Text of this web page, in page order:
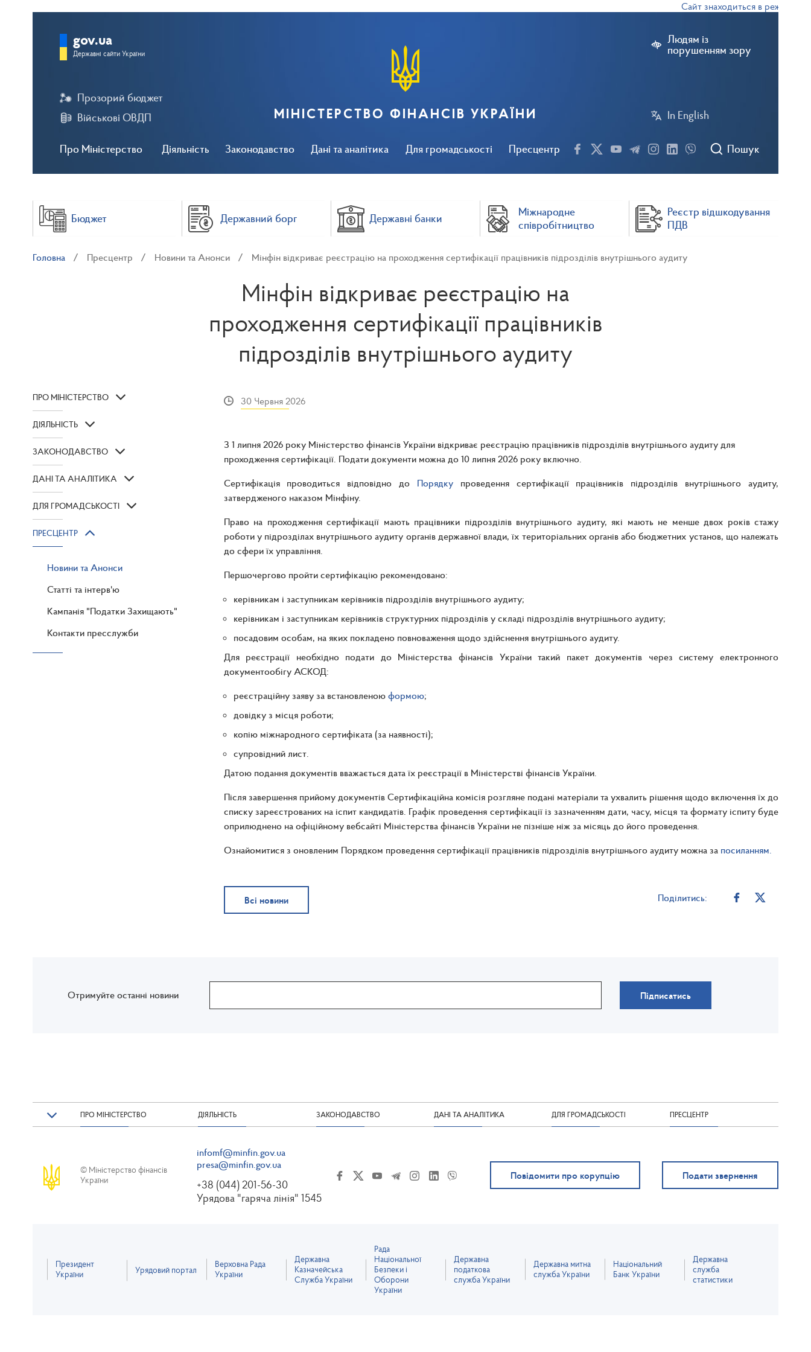
Сайт знаходиться в режимі
Людям із
порушенням зору
In English
Про Міністерство Діяльність Законодавство Дані та аналітика Для громадськості Пресцентр
Прозорий бюджет
Військові ОВДП
Пошук
gov.ua
Державні сайти України
МІНІСТЕРСТВО ФІНАНСІВ УКРАЇНИ
Бюджет Державний борг Державні банки
Міжнародне
співробітництво
Реєстр відшкодування
ПДВ
Головна Пресцентр Новини та Анонси Мінфін відкриває реєстрацію на проходження сертифікації працівників підрозділів внутрішнього аудиту
Мінфін відкриває реєстрацію на
проходження сертифікації працівників
підрозділів внутрішнього аудиту
ПРО МІНІСТЕРСТВО
ДІЯЛЬНІСТЬ
ЗАКОНОДАВСТВО
ДАНІ ТА АНАЛІТИКА
ДЛЯ ГРОМАДСЬКОСТІ
ПРЕСЦЕНТР
Новини та Анонси
Статті та інтерв'ю
Кампанія "Податки Захищають"
Контакти пресслужби
30 Червня 2026
З 1 липня 2026 року Міністерство фінансів України відкриває реєстрацію працівників підрозділів внутрішнього аудиту для
проходження сертифікації. Подати документи можна до 10 липня 2026 року включно.
Сертифікація проводиться відповідно до Порядкупроведення сертифікації працівників підрозділів внутрішнього аудиту,
затвердженого наказом Мінфіну.
Право на проходження сертифікації мають працівники підрозділів внутрішнього аудиту, які мають не менше двох років стажу
роботи у підрозділах внутрішнього аудиту органів державної влади, їх територіальних органів або бюджетних установ, що належать
до сфери їх управління.
Першочергово пройти сертифікацію рекомендовано:
керівникам і заступникам керівників підрозділів внутрішнього аудиту;
керівникам і заступникам керівників структурних підрозділів у складі підрозділів внутрішнього аудиту;
посадовим особам, на яких покладено повноваження щодо здійснення внутрішнього аудиту.
Для реєстрації необхідно подати до Міністерства фінансів України такий пакет документів через систему електронного
документообігу АСКОД:
реєстраційну заяву за встановленою формою;
довідку з місця роботи;
копію міжнародного сертифіката (за наявності);
супровідний лист.
Датою подання документів вважається дата їх реєстрації в Міністерстві фінансів України.
Після завершення прийому документів Сертифікаційна комісія розгляне подані матеріали та ухвалить рішення щодо включення їх до
списку зареєстрованих на іспит кандидатів. Графік проведення сертифікації із зазначенням дати, часу, місця та формату іспиту буде
оприлюднено на офіційному вебсайті Міністерства фінансів України не пізніше ніж за місяць до його проведення.
Ознайомитися з оновленим Порядком проведення сертифікації працівників підрозділів внутрішнього аудиту можна за посиланням.
Всі новини Поділитись:
Отримуйте останні новини Підписатись
ПРО МІНІСТЕРСТВО ДІЯЛЬНІСТЬ ЗАКОНОДАВСТВО ДАНІ ТА АНАЛІТИКА ДЛЯ ГРОМАДСЬКОСТІ ПРЕСЦЕНТР
© Міністерство фінансів
України
infomf@minfin.gov.ua
presa@minfin.gov.ua
+38 (044) 201-56-30
Урядова "гаряча лінія" 1545
Повідомити про корупцію Подати звернення
Президент
України
Урядовий портал
Верховна Рада
України
Державна
Казначейська
Служба України
Рада
Національної
Безпеки і
Оборони
України
Державна
податкова
служба України
Державна митна
служба України
Національний
Банк України
Державна
служба
статистики